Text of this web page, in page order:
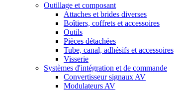
Outillage et composant
Attaches et brides diverses
Boîtiers, coffrets et accessoires
Outils
Pièces détachées
Tube, canal, adhésifs et accessoires
Visserie
Systèmes d'intégration et de commande
Convertisseur signaux AV
Modulateurs AV